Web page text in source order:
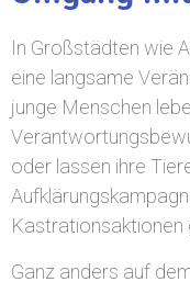
In Großstädten wie
eine langsame
junge Menschen
oder lassen ihre
Kastrationsaktionen
Ganz anders auf